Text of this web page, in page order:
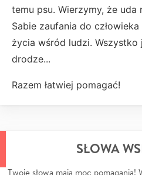
temu psu. Wierzymy, że uda
Sabie zaufania do
życia wśród ludzi. Wszystko
drodze...
Razem łatwiej pomagać!
SŁOWA
Twoje słowa mają moc pomagania!